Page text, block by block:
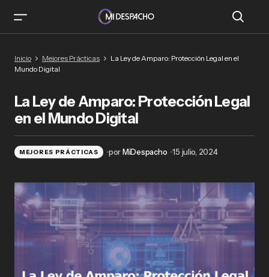
Mundo Digital
Inicio Mejores Prácticas
La Ley de Amparo: Protección Legal en el
Mundo Digital
La Ley de Amparo: Protección Legal
en el Mundo Digital
MEJORES PRÁCTICAS porMiDespacho 15 julio, 2024